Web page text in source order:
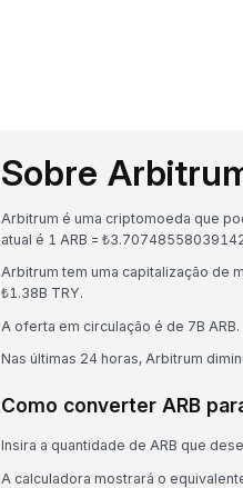
Sobre
Arbitrum é uma criptomoeda que
atual é 1 ARB =
Arbitrum tem uma capitalização de
₺1.38B TRY.
A oferta em circulação é de 7B ARB.
Nas últimas 24 horas, Arbitrum
Como converter ARB
Insira a quantidade de ARB que
A calculadora mostrará o